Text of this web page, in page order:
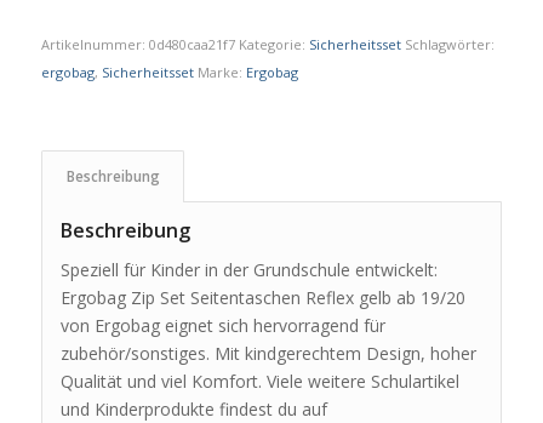
Artikelnummer: 0d480caa21f7 Kategorie: Sicherheitsset Schlagwörter:
ergobag, Sicherheitsset Marke: Ergobag
Beschreibung
Beschreibung
Speziell für Kinder in der Grundschule entwickelt:
Ergobag Zip Set Seitentaschen Reflex gelb ab 19/20
von Ergobag eignet sich hervorragend für
zubehör/sonstiges. Mit kindgerechtem Design, hoher
Qualität und viel Komfort. Viele weitere Schulartikel
und Kinderprodukte findest du auf